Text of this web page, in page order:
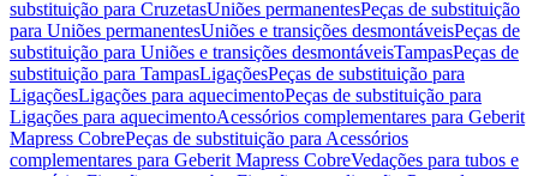
substituição para CruzetasUniões permanentesPeças de substituição
para Uniões permanentesUniões e transições desmontáveisPeças de
substituição para Uniões e transições desmontáveisTampasPeças de
substituição para TampasLigaçõesPeças de substituição para
LigaçõesLigações para aquecimentoPeças de substituição para
Ligações para aquecimentoAcessórios complementares para Geberit
Mapress CobrePeças de substituição para Acessórios
complementares para Geberit Mapress CobreVedações para tubos e